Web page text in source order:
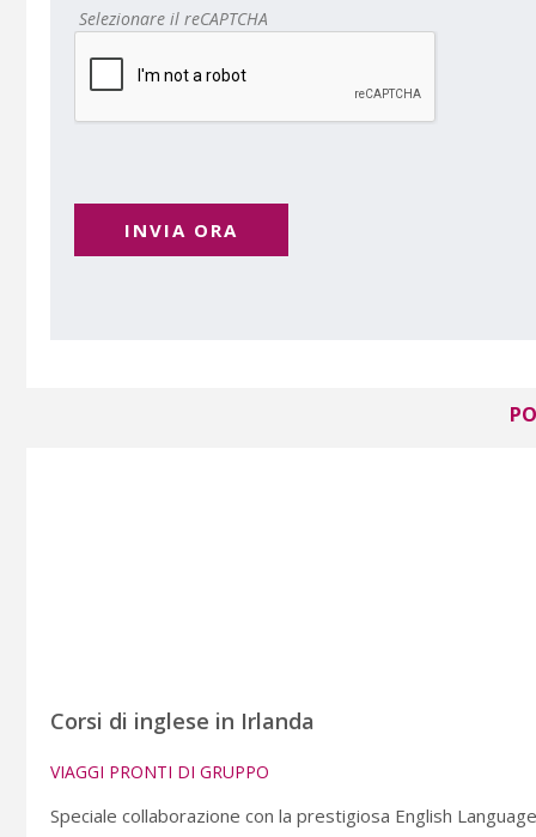
Selezionare il reCAPTCHA
INVIA ORA
Corsi di inglese in Irlanda
VIAGGI PRONTI DI GRUPPO
Speciale collaborazione con la prestigiosa English